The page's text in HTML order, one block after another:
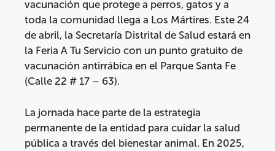
vacunación que protege a perros, gatos y a
toda la comunidad llega a Los Mártires. Este 24
de abril, la Secretaría Distrital de Salud estará en
la Feria A Tu Servicio con un punto gratuito de
vacunación antirrábica en el Parque Santa Fe
(Calle 22 # 17 – 63).
La jornada hace parte de la estrategia
permanente de la entidad para cuidar la salud
pública a través del bienestar animal. En 2025,